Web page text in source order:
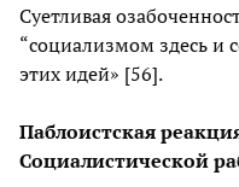
Суетливая
“социализмом здесь и
этих идей» [56].
Паблоистская
Социалистической